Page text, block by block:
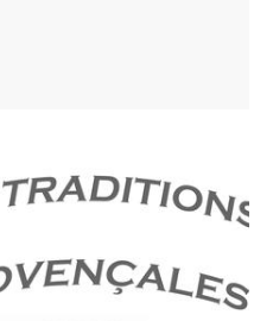
region. We invite you to
of this mountain
and traditions.